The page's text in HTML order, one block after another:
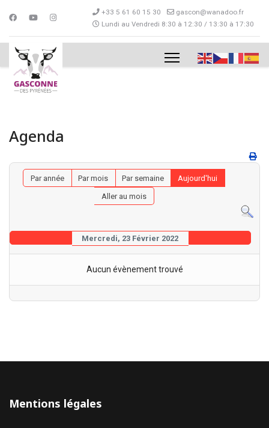
+33 5 61 60 15 30
gascon@wanadoo.fr
Lundi au Vendredi 8:30 à 12:30 / 13:30 à 17:30
Agenda
Par année Par mois Par semaine
Aujourd'hui
Aller au mois
Mercredi, 23 Février 2022
Aucun évènement trouvé
Mentions légales